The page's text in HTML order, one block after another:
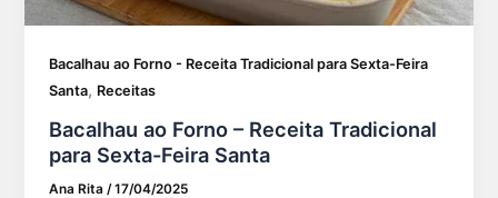
Bacalhau ao Forno - Receita Tradicional para Sexta-Feira
Santa, Receitas
Bacalhau ao Forno – Receita Tradicional
para Sexta-Feira Santa
Ana Rita/17/04/2025